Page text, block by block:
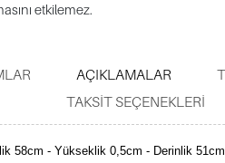
etkilemez.
AÇIKLAMALAR
TAKSIT SEÇENEKLERI
58cm - Yükseklik 0,5cm - Derinlik 51cm